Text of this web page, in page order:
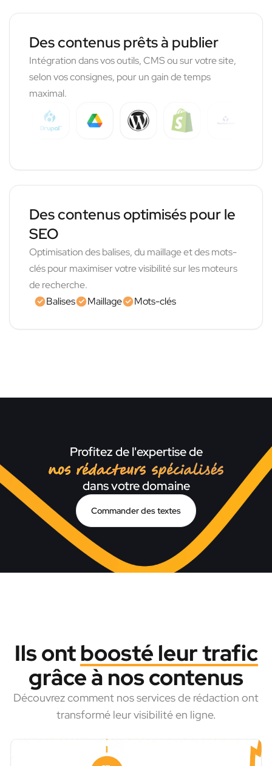
Des contenus prêts à publier
Intégration dans vos outils, CMS ou sur votre site,
selon vos consignes, pour un gain de temps
maximal.
Des contenus optimisés pour le
SEO
Optimisation des balises, du maillage et des mots-
clés pour maximiser votre visibilité sur les moteurs
de recherche.
Balises
Maillage Mots-clés
Profitez de l'expertise de
nos rédacteurs
dans votre domaine
Commander des textes
Ils ontboosté leur trafic
grâce à nos contenus
Découvrez comment nos services de rédaction ont
transformé leur visibilité en ligne.